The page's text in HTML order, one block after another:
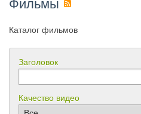
Фильмы
Каталог фильмов
Заголовок
Качество видео